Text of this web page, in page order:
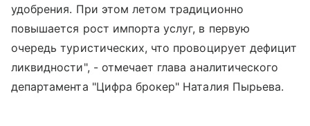
удобрения. При этом летом традиционно
повышается рост импорта услуг, в первую
очередь туристических, что провоцирует дефицит
ликвидности", - отмечает глава аналитического
департамента "Цифра брокер" Наталия Пырьева.